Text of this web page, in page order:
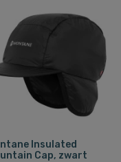
Insulated
Cap, zwart